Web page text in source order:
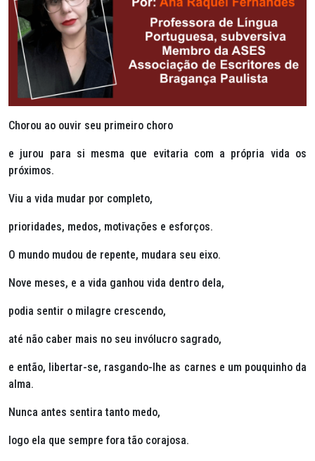
Chorou ao ouvir seu primeiro choro
e jurou para si mesma que evitaria com a própria vida os
próximos.
Viu a vida mudar por completo,
prioridades, medos, motivações e esforços.
O mundo mudou de repente, mudara seu eixo.
Nove meses, e a vida ganhou vida dentro dela,
podia sentir o milagre crescendo,
até não caber mais no seu invólucro sagrado,
e então, libertar-se, rasgando-lhe as carnes e um pouquinho da
alma.
Nunca antes sentira tanto medo,
logo ela que sempre fora tão corajosa.